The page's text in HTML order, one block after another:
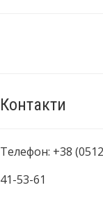
Контакти
Телефон: +38
41-53-61